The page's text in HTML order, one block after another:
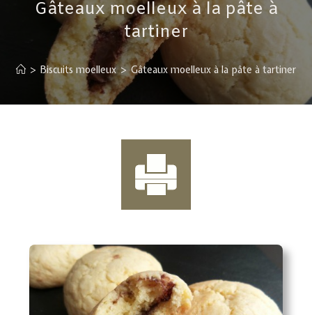
Gâteaux moelleux à la pâte à
tartiner
> Biscuits moelleux > Gâteaux moelleux à la pâte à tartiner